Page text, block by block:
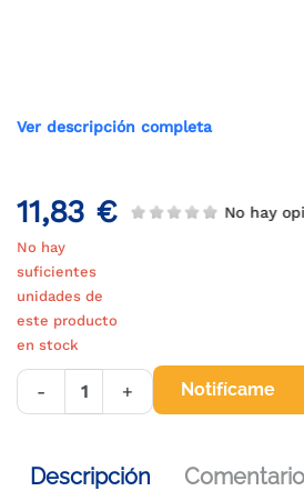
Ver descripción completa
11,83 € No hay
No hay
suficientes
unidades de
este producto
en stock
- + Notifícame
Descripción